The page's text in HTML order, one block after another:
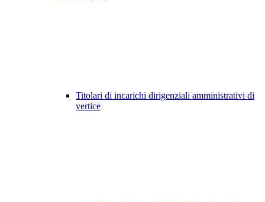
Titolari di incarichi dirigenziali amministrativi di
vertice